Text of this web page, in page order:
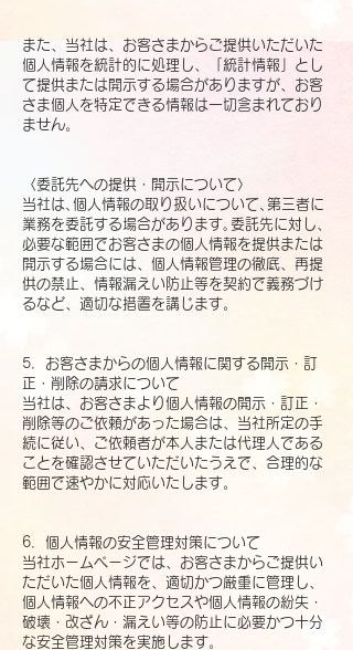
また、当社は、お客さまからご提供いただいた
個人情報を統計的に処理し、「統計情報」とし
て提供または開示する場合がありますが、お客
さま個人を特定できる情報は一切含まれており
ません。
〈委託先への提供・開示について〉
当社は､個人情報の取り扱いについて､第三者に
業務を委託する場合があります｡委託先に対し、
必要な範囲でお客さまの個人情報を提供または
開示する場合には、個人情報管理の徹底、再提
供の禁止、情報漏えい防止等を契約で義務づけ
るなど、適切な措置を講じます。
5．お客さまからの個人情報に関する開示・訂
正・削除の請求について
当社は、お客さまより個人情報の開示・訂正・
削除等のご依頼があった場合は、当社所定の手
続に従い、ご依頼者が本人または代理人である
ことを確認させていただいたうえで、合理的な
範囲で速やかに対応いたします。
6．個人情報の安全管理対策について
当社ホームページでは、お客さまからご提供い
ただいた個人情報を、適切かつ厳重に管理し、
個人情報への不正アクセスや個人情報の紛失・
破壊・改ざん・漏えい等の防止に必要かつ十分
な安全管理対策を実施します。